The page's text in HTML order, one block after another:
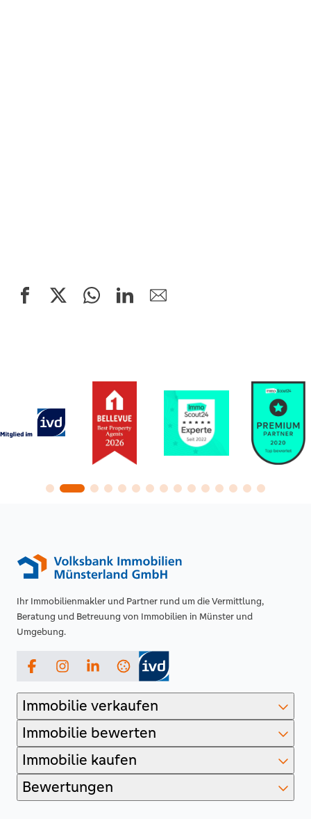
Ihr Immobilienmakler und Partner rund um die Vermittlung,
Beratung und Betreuung von Immobilien in Münster und
Umgebung.
FacebookInstagramLinkedIn
Immobilie verkaufen
Immobilie bewerten
Immobilie kaufen
Bewertungen